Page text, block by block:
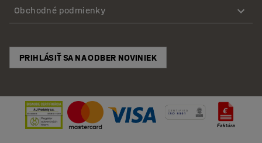
Obchodné podmienky
PRIHLÁSIŤ SA NA ODBER NOVINIEK